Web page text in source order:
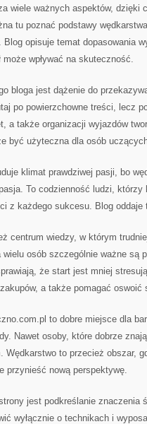
wiele ważnych aspektów, dzięki
tu poznać podstawy
opisuje temat dopasowania
może wpływać na skuteczność.
bloga jest dążenie do
po powierzchowne treści, lecz
a także organizacji wyjazdów
być użyteczna dla osób
klimat prawdziwej pasji, bo
To codzienność ludzi,
z każdego sukcesu. Blog oddaje
centrum wiedzy, w którym
osób szczególnie ważne są
że start jest mniej
a także pomagać oswoić
to dobre miejsce dla
Nawet osoby, które dobrze
Wędkarstwo to przecież obszar,
przynieść nową perspektywę.
jest podkreślanie znaczenia
wyłącznie o technikach i